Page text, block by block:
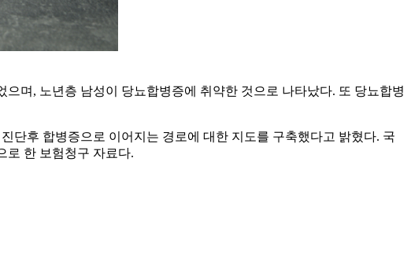
며, 노년층 남성이 당뇨합병증에 취약한 것으로 나타났다. 또 당뇨합병
단후 합병증으로 이어지는 경로에 대한 지도를 구축했다고 밝혔다. 국
로 한 보험청구 자료다.